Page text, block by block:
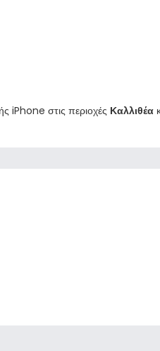
iPhone στις περιοχές Καλλιθέα